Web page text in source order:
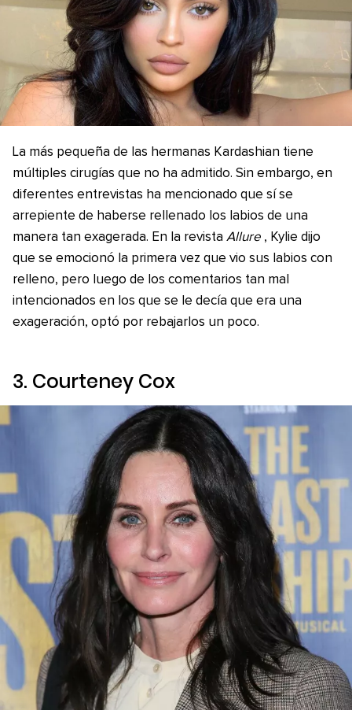
La más pequeña de las hermanas Kardashian tiene
múltiples cirugías que no ha admitido. Sin embargo, en
diferentes entrevistas ha mencionado que sí se
arrepiente de haberse rellenado los labios de una
manera tan exagerada. En la revista Allure , Kylie dijo
que se emocionó la primera vez que vio sus labios con
relleno, pero luego de los comentarios tan mal
intencionados en los que se le decía que era una
exageración, optó por rebajarlos un poco.
3. Courteney Cox